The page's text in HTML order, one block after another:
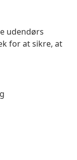
udendørs
for at sikre, at